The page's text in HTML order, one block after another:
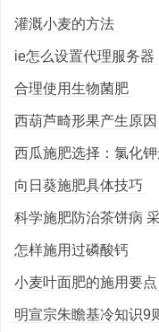
灌溉小麦的方法
ie怎么设置代理服务器
合理使用生物菌肥
西葫芦畸形果产生原因
西瓜施肥选择：氯化
向日葵施肥具体技巧
科学施肥防治茶饼病
怎样施用过磷酸钙
小麦叶面肥的施用要点
明宣宗朱瞻基冷知识9